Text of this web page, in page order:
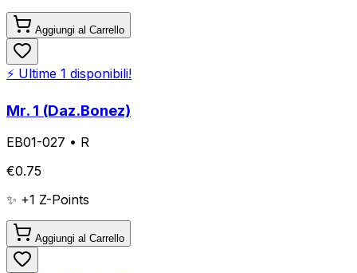
Aggiungi al Carrello
⚡ Ultime 1 disponibili!
Mr. 1 (Daz.Bonez)
EB01-027 • R
€0.75
✨ +1 Z-Points
Aggiungi al Carrello